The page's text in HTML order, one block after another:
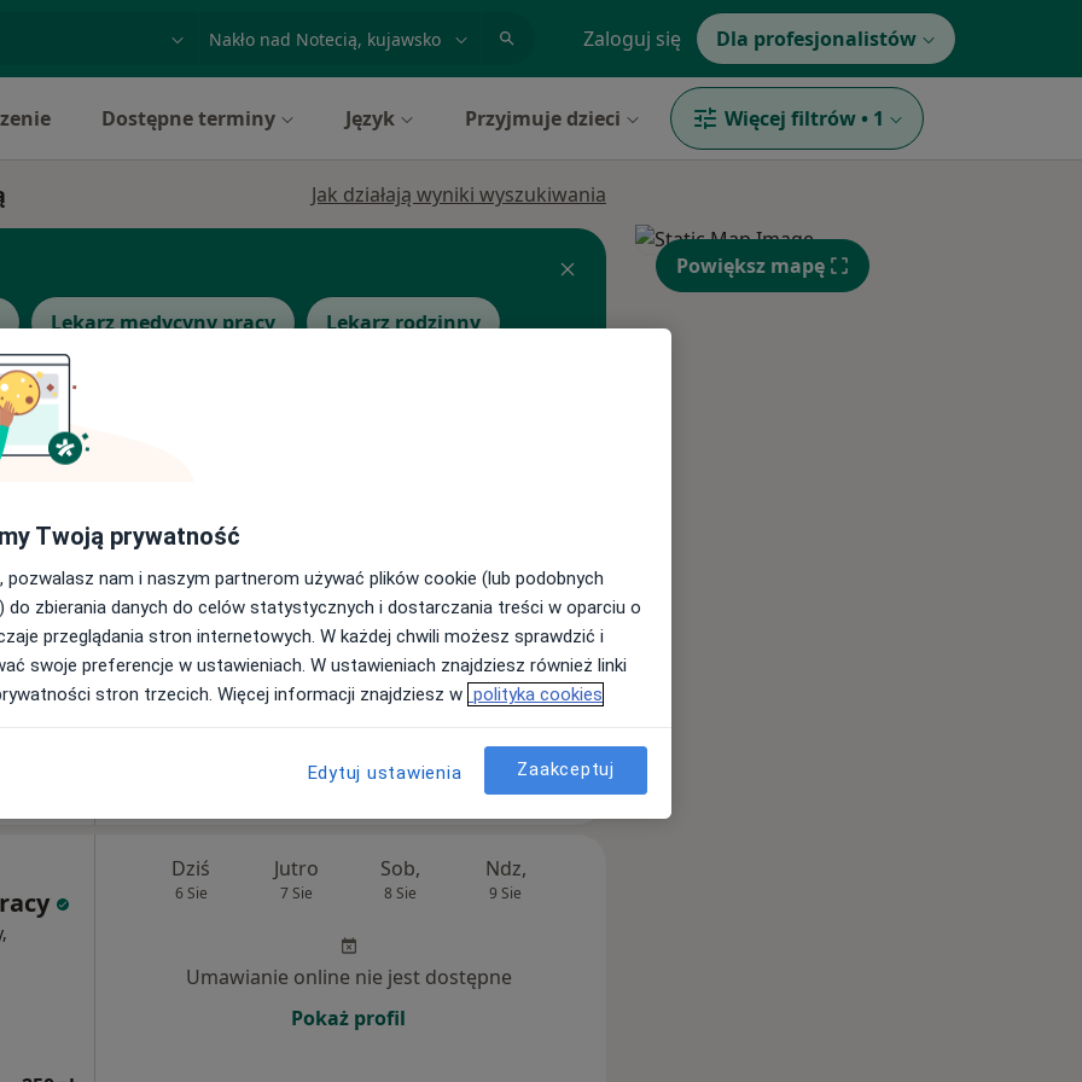
Zaloguj się Dla profesjonalistów
Dostępne terminy Język Przyjmuje dzieci Więcej filtrów • 1
Jak działają wyniki wyszukiwania
Lekarz medycyny pracy Lekarz rodzinny
Umawianie online nie jest dostępne
Poproś o wizytę
Dziś
6 Sie
Jutro
7 Sie
Sob,
8 Sie
Ndz,
9 Sie
Umawianie online nie jest dostępne
Pokaż profil
Powiększ mapę
Twoją prywatność
pozwalasz nam i naszym partnerom używać plików cookie (lub podobnych
do zbierania danych do celów statystycznych i dostarczania treści w oparciu o
przeglądania stron internetowych. W każdej chwili możesz sprawdzić i
swoje preferencje w ustawieniach. W ustawieniach znajdziesz również linki
stron trzecich. Więcej informacji znajdziesz w polityka cookies
Edytuj ustawienia Zaakceptuj